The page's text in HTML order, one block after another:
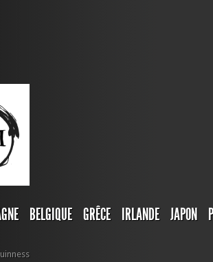
BELGIQUE GRÊCE IRLANDE JAPON